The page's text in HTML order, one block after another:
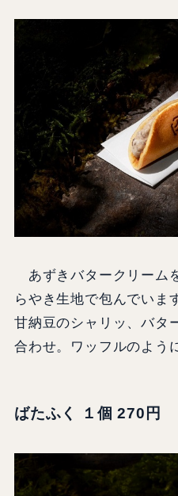
あずきバタークリーム
らやき生地で包んでいま
甘納豆のシャリッ、バタ
合わせ。ワッフルのよう
ばたふく １個 270円